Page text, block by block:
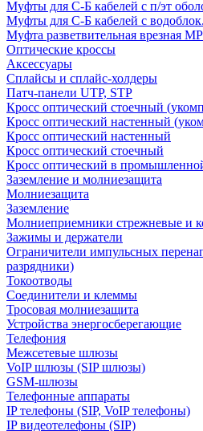
Муфты для С-Б кабелей с п/эт
Муфты для С-Б кабелей с
Муфта разветвительная врезная
Оптические кроссы
Аксессуары
Сплайсы и сплайс-холдеры
Патч-панели UTP, STP
Кросс оптический стоечный
Кросс оптический настенный
Кросс оптический настенный
Кросс оптический стоечный
Кросс оптический в
Заземление и молниезащита
Молниезащита
Заземление
Молниеприемники стрежневые и
Зажимы и держатели
Ограничители импульсных
разрядники)
Токоотводы
Соединители и клеммы
Тросовая молниезащита
Устройства энергосберегающие
Телефония
Межсетевые шлюзы
VoIP шлюзы (SIP шлюзы)
GSM-шлюзы
Телефонные аппараты
IP телефоны (SIP, VoIP телефоны)
IP видеотелефоны (SIP)